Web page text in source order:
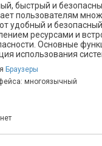
быстрый и
пользователям
удобный и
ресурсами и
Основные
использования
Браузеры
многоязычный